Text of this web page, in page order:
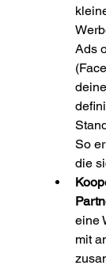
Ads
So
die
eine
mit